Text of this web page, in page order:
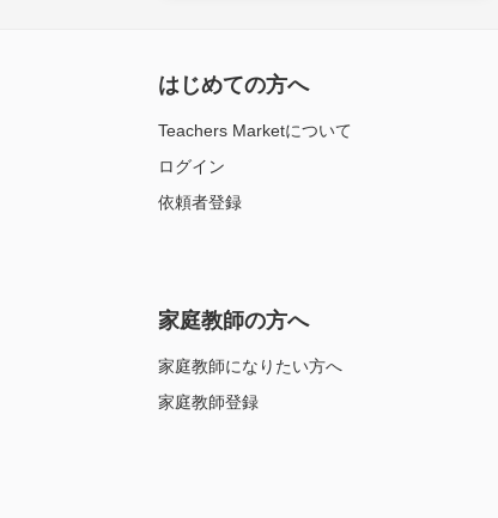
はじめての方へ
Teachers Marketについて
ログイン
依頼者登録
家庭教師の方へ
家庭教師になりたい方へ
家庭教師登録